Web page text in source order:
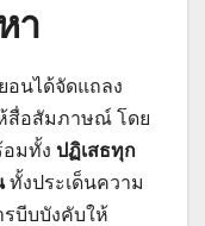
า
อนได้จัดแถลง
ห้สื่อสัมภาษณ์ โดย
มทั้ง ปฏิเสธทุก
ทั้งประเด็นความ
บีบบังคับให้